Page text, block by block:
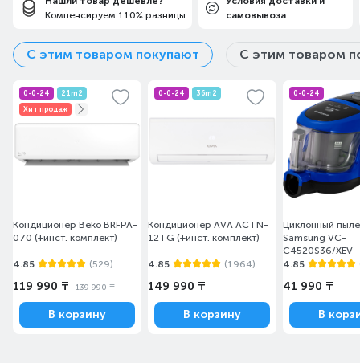
Компенсируем 110% разницы
самовывоза
С этим товаром покупают С этим товаром
0-0-24
21m2
Хит продаж
Кондиционер Beko BRFPA-
070 (+инст. комплект)
4.85 (529)
119 990 ₸ 139 990 ₸
В корзину
0-0-24 36m2
Кондиционер AVA ACTN-
12TG (+инст. комплект)
4.85 (1964)
149 990 ₸
В корзину
0-0-24
Циклонный
Samsung VC-
C4520S36/XEV
4.85
41 990 ₸
В